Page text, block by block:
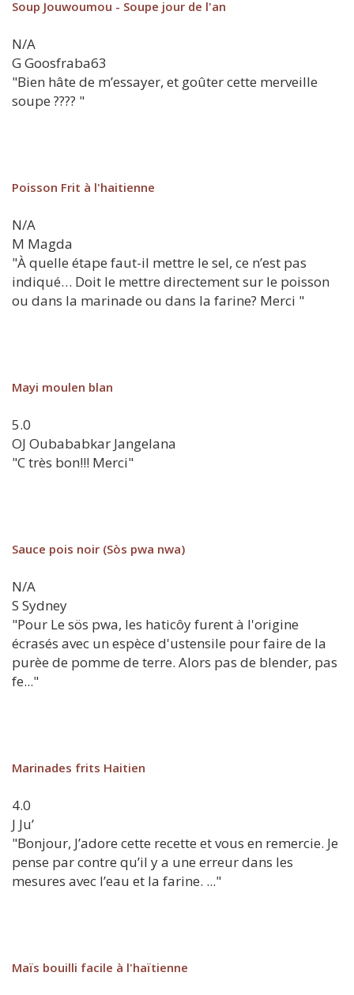
Soup Jouwoumou - Soupe jour de l'an
N/A
G Goosfraba63
"Bien hâte de m’essayer, et goûter cette merveille
soupe ???? "
Poisson Frit à l'haitienne
N/A
M Magda
"À quelle étape faut-il mettre le sel, ce n’est pas
indiqué… Doit le mettre directement sur le poisson
ou dans la marinade ou dans la farine? Merci "
Mayi moulen blan
5.0
OJ Oubababkar Jangelana
"C très bon!!! Merci"
Sauce pois noir (Sòs pwa nwa)
N/A
S Sydney
"Pour Le sös pwa, les haticôy furent à l'origine
écrasés avec un espèce d'ustensile pour faire de la
purèe de pomme de terre. Alors pas de blender, pas
fe..."
Marinades frits Haitien
4.0
J Ju’
"Bonjour, J’adore cette recette et vous en remercie. Je
pense par contre qu’il y a une erreur dans les
mesures avec l’eau et la farine. ..."
Maïs bouilli facile à l'haïtienne